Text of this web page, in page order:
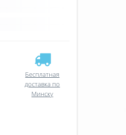
Бесплатная
доставка по
Минску